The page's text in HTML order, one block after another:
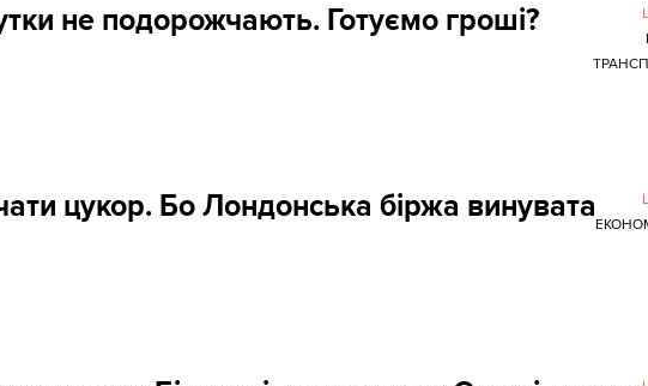
не подорожчають. Готуємо гроші?
цукор. Бо Лондонська біржа винувата